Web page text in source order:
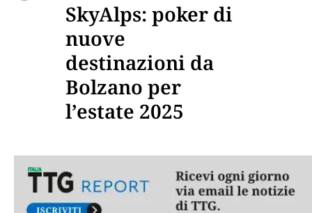
SkyAlps: poker di
nuove
destinazioni da
Bolzano per
l’estate 2025